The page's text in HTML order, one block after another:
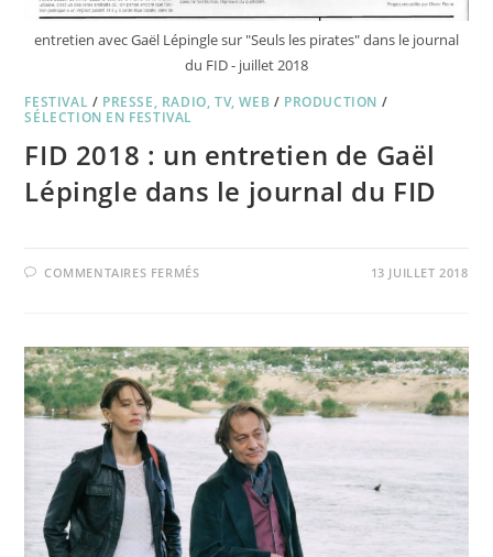
entretien avec Gaël Lépingle sur "Seuls les pirates" dans le journal
du FID - juillet 2018
FESTIVAL / PRESSE, RADIO, TV, WEB / PRODUCTION /
SÉLECTION EN FESTIVAL
FID 2018 : un entretien de Gaël
Lépingle dans le journal du FID
COMMENTAIRES FERMÉSSUR
ENTRETIEN
DE
GAËL
LÉPINGLE
DANS
LE
JOURNAL
DU
FID
13 JUILLET 2018